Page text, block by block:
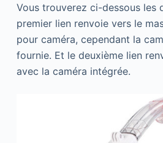
Vous trouverez ci-dessous les
premier lien renvoie vers le
pour caméra, cependant la
fournie. Et le deuxième lien
avec la caméra intégrée.